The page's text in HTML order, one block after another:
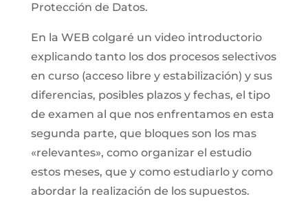
Protección de Datos.
En la WEB colgaré un video introductorio
explicando tanto los dos procesos selectivos
en curso (acceso libre y estabilización) y sus
diferencias, posibles plazos y fechas, el tipo
de examen al que nos enfrentamos en esta
segunda parte, que bloques son los mas
«relevantes», como organizar el estudio
estos meses, que y como estudiarlo y como
abordar la realización de los supuestos.